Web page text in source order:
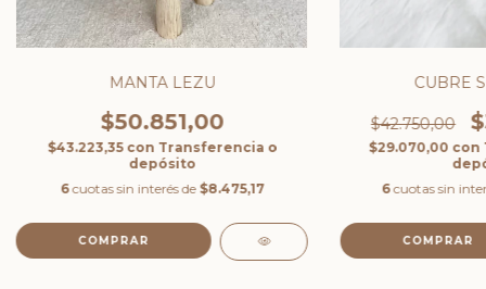
MANTA LEZU
$50.851,00
$43.223,35 con Transferencia o
depósito
6 cuotas sin interés de $8.475,17
COMPRAR
CUBRE
$42.750,00
$29.070,00 con
6 cuotas sin
COMPRAR